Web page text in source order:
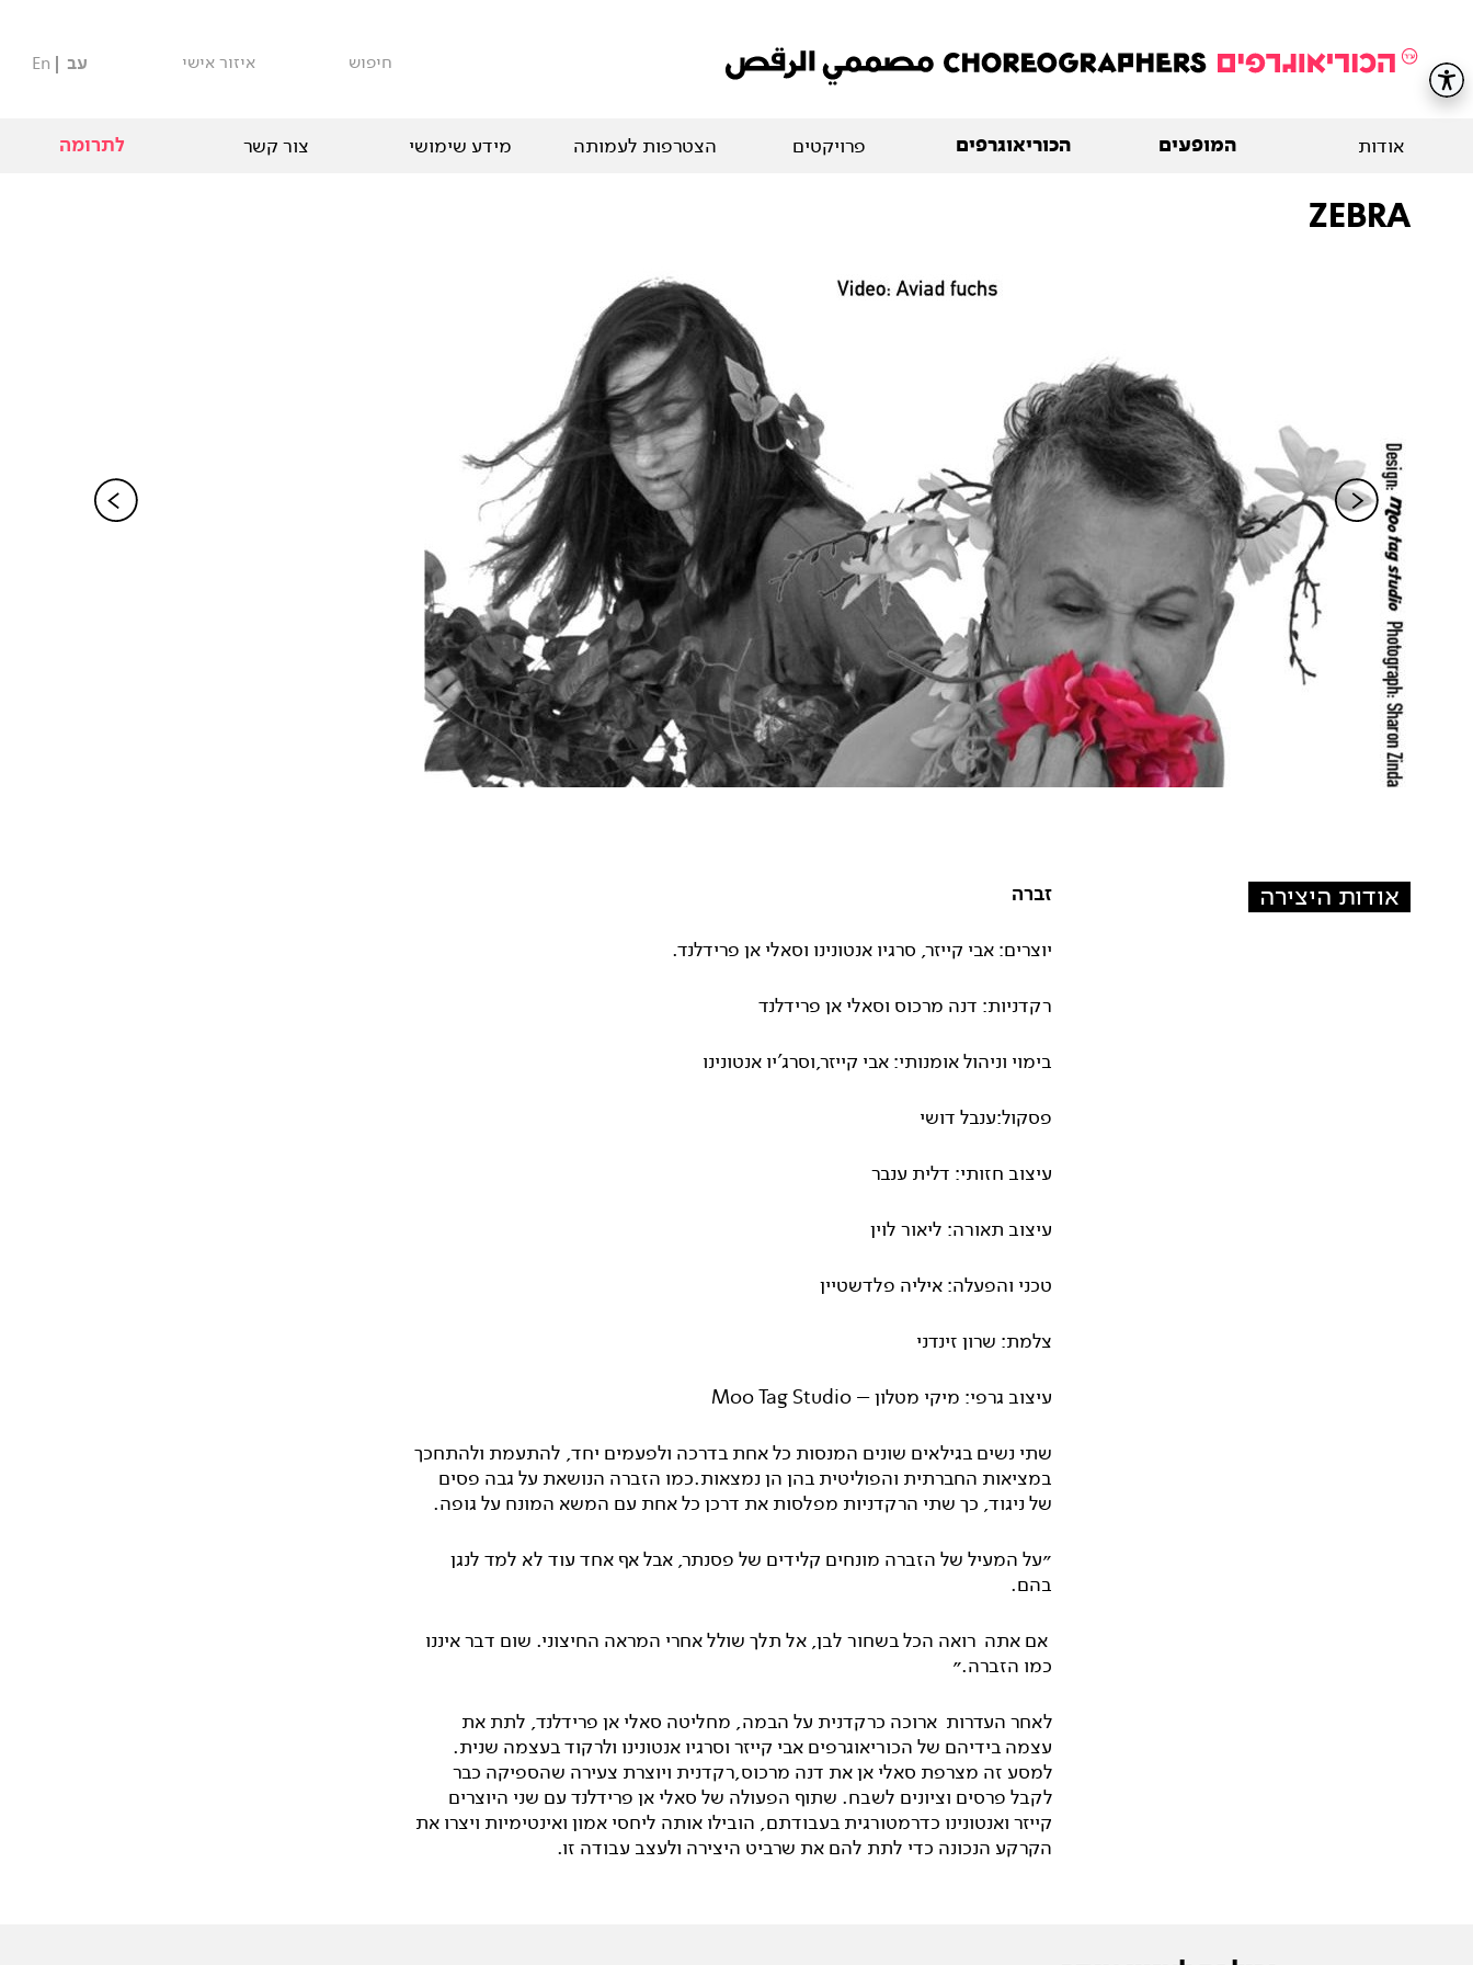
חיפוש איזור אישי עב En
אודות המופעים הכוריאוגרפים פרויקטים הצטרפות לעמותה מידע שימושי צור קשר לתרומה
ZEBRA
אודות היצירה זברה
יוצרים: אבי קייזר, סרגיו אנטונינו וסאלי אן פרידלנד.
רקדניות: דנה מרכוס וסאלי אן פרידלנד
בימוי וניהול אומנותי: אבי קייזר,וסרג'יו אנטונינו
פסקול:ענבל דושי
עיצוב חזותי: דלית ענבר
עיצוב תאורה: ליאור לוין
טכני והפעלה: איליה פלדשטיין
צלמת: שרון זינדני
עיצוב גרפי: מיקי מטלון – Moo Tag Studio
שתי נשים בגילאים שונים המנסות כל אחת בדרכה ולפעמים יחד, להתעמת ולהתחכך
במציאות החברתית והפוליטית בהן הן נמצאות.כמו הזברה הנושאת על גבה פסים
של ניגוד, כך שתי הרקדניות מפלסות את דרכן כל אחת עם המשא המונח על גופה.
״על המעיל של הזברה מונחים קלידים של פסנתר, אבל אף אחד עוד לא למד לנגן
בהם.
אם אתה רואה הכל בשחור לבן, אל תלך שולל אחרי המראה החיצוני. שום דבר איננו
כמו הזברה.״
לאחר העדרות ארוכה כרקדנית על הבמה, מחליטה סאלי אן פרידלנד, לתת את
עצמה בידיהם של הכוריאוגרפים אבי קייזר וסרגיו אנטונינו ולרקוד בעצמה שנית.
למסע זה מצרפת סאלי אן את דנה מרכוס,רקדנית ויוצרת צעירה שהספיקה כבר
לקבל פרסים וציונים לשבח. שתוף הפעולה של סאלי אן פרידלנד עם שני היוצרים
קייזר ואנטונינו כדרמטורגית בעבודתם, הובילו אותה ליחסי אמון ואינטימיות ויצרו את
הקרקע הנכונה כדי לתת להם את שרביט היצירה ולעצב עבודה זו.